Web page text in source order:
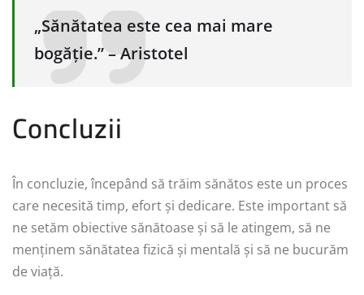
„Sănătatea este cea mai mare
bogăție.” – Aristotel
Concluzii
În concluzie, începând să trăim sănătos este un proces
care necesită timp, efort și dedicare. Este important să
ne setăm obiective sănătoase și să le atingem, să ne
menținem sănătatea fizică și mentală și să ne bucurăm
de viață.